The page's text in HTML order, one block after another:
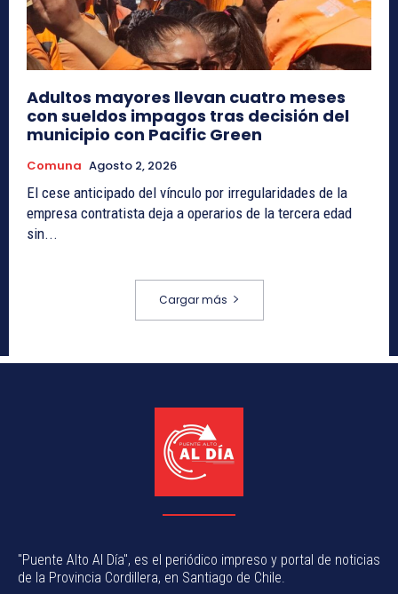
Adultos mayores llevan cuatro meses
con sueldos impagos tras decisión del
municipio con Pacific Green
Comuna Agosto 2, 2026
El cese anticipado del vínculo por irregularidades de la
empresa contratista deja a operarios de la tercera edad
sin...
Cargar más
"Puente Alto Al Día", es el periódico impreso y portal de noticias
de la Provincia Cordillera, en Santiago de Chile.